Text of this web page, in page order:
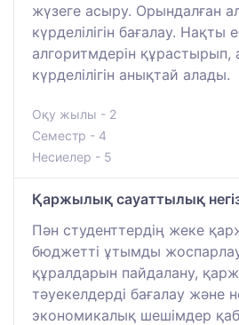
жүзеге асыру. Орындалған
күрделілігін бағалау. Нақты
алгоритмдерін құрастырып,
күрделілігін анықтай алады.
Оқу жылы - 2
Семестр - 4
Несиелер - 5
Қаржылық сауаттылық
Пән студенттердің жеке
бюджетті ұтымды
құралдарын пайдалану,
тәуекелдерді бағалау және
экономикалық шешімдер